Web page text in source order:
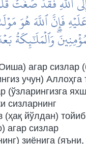
فَإِنَّ ٱللَّهَ هُوَ
وَٱلۡمَلَٰٓئِكَةُ
агар сизлар
учун) Аллоҳга
(ўзларингизга
сизларнинг
(ҳақ йўлдан) тойиб
агар сизлар
зиёнига (яъни,